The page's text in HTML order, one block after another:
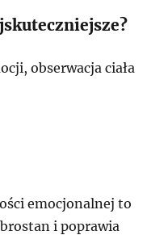
obserwacja ciała
emocjonalnej to
i poprawia